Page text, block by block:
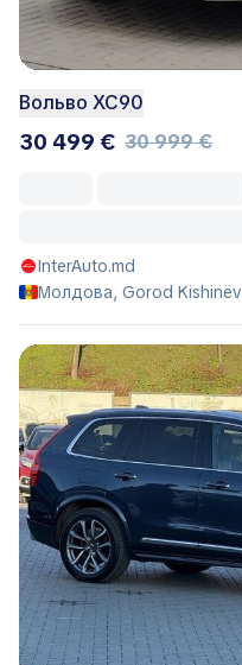
Вольво ХС90
30 499 € 30 999 €
InterAuto.md
Молдова, Gorod Kishinëv